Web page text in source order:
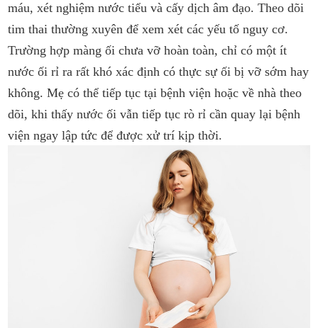
máu, xét nghiệm nước tiểu và cấy dịch âm đạo. Theo dõi
tim thai thường xuyên để xem xét các yếu tố nguy cơ.
Trường hợp màng ối chưa vỡ hoàn toàn, chỉ có một ít
nước ối rỉ ra rất khó xác định có thực sự ối bị vỡ sớm hay
không. Mẹ có thể tiếp tục tại bệnh viện hoặc về nhà theo
dõi, khi thấy nước ối vẫn tiếp tục rò rỉ cần quay lại bệnh
viện ngay lập tức để được xử trí kịp thời.